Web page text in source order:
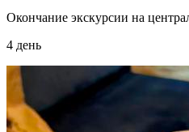
Окончание экскурсии на
4 день